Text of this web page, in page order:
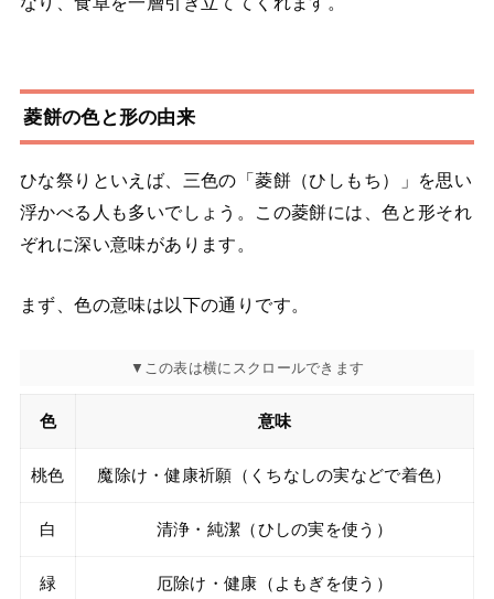
菱餅の色と形の由来
ひな祭りといえば、三色の「菱餅（ひしもち）」を思い
浮かべる人も多いでしょう。この菱餅には、色と形それ
ぞれに深い意味があります。
まず、色の意味は以下の通りです。
色 意味
桃色 魔除け・健康祈願（くちなしの実などで着色）
白 清浄・純潔（ひしの実を使う）
緑 厄除け・健康（よもぎを使う）